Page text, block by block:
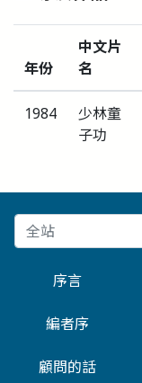
年份
中文片
名
1984
少林童
子功
序言
編者序
顧問的話